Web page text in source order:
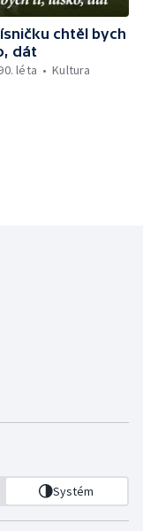
chtěl bych
dát
léta Kultura
Systém